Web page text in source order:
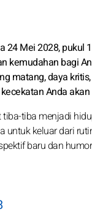
24 Mei 2028,
kemudahan bagi
matang, daya
Anda
tiba menjadi
untuk keluar dari
baru dan